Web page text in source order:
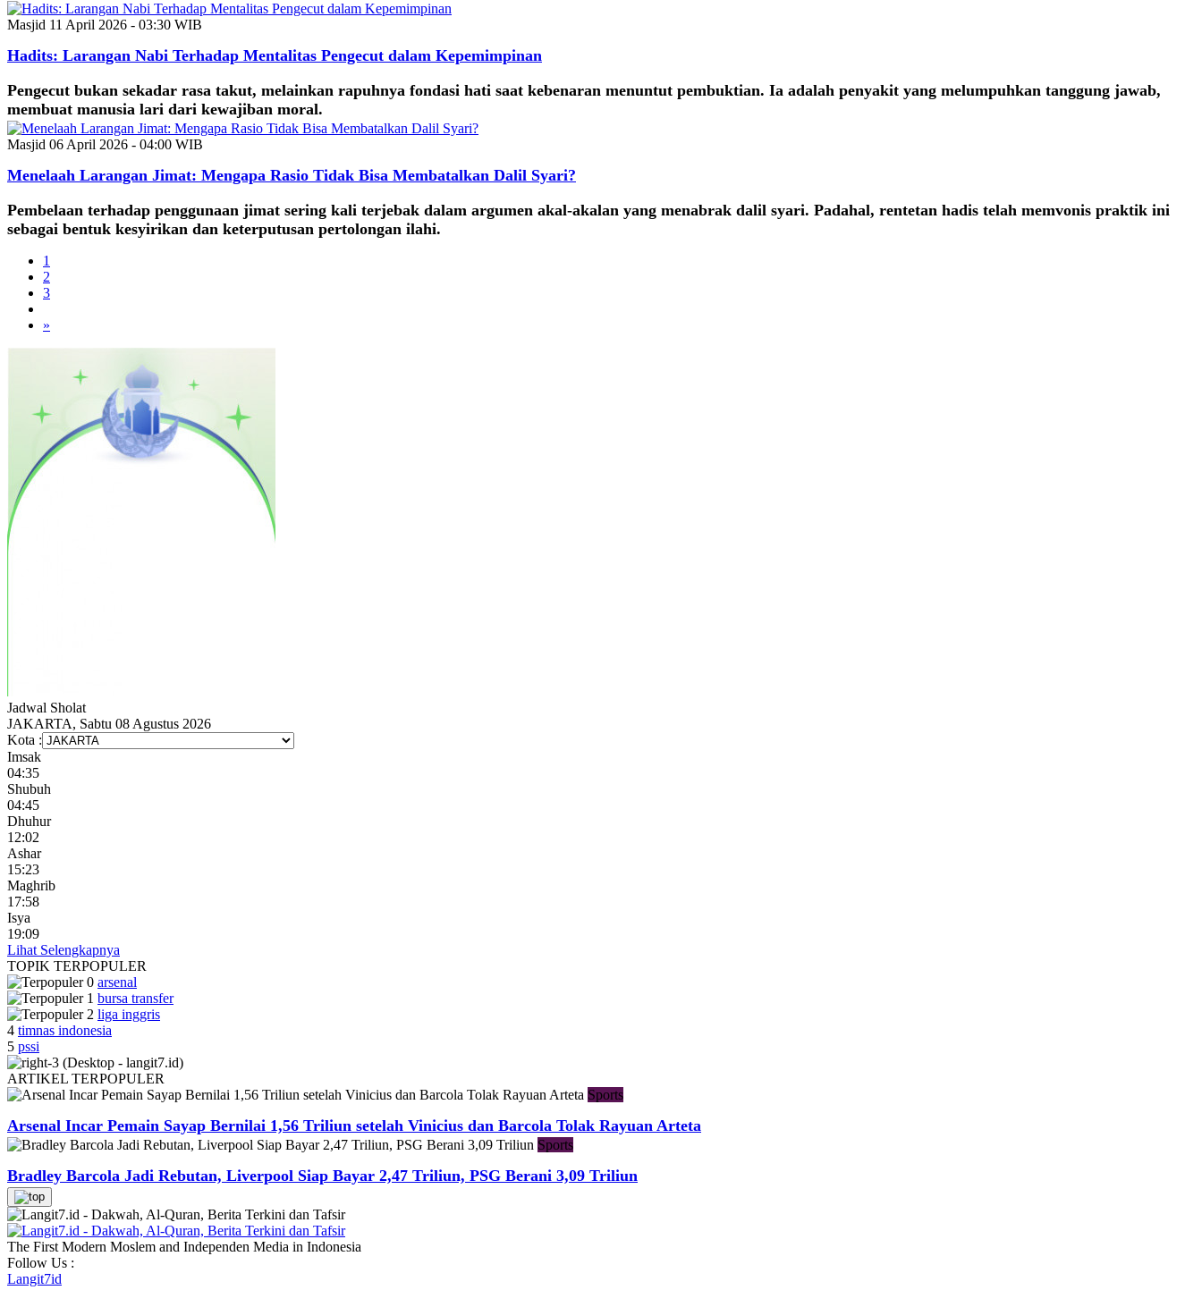
Masjid 11 April 2026 - 03:30 WIB
Hadits: Larangan Nabi Terhadap Mentalitas Pengecut dalam Kepemimpinan
Pengecut bukan sekadar rasa takut, melainkan rapuhnya fondasi hati saat kebenaran menuntut pembuktian. Ia adalah penyakit yang melumpuhkan tanggung jawab,
membuat manusia lari dari kewajiban moral.
Masjid 06 April 2026 - 04:00 WIB
Menelaah Larangan Jimat: Mengapa Rasio Tidak Bisa Membatalkan Dalil Syari?
Pembelaan terhadap penggunaan jimat sering kali terjebak dalam argumen akal-akalan yang menabrak dalil syari. Padahal, rentetan hadis telah memvonis praktik ini
sebagai bentuk kesyirikan dan keterputusan pertolongan ilahi.
1
2
3
»
Jadwal Sholat
JAKARTA, Sabtu 08 Agustus 2026
Kota :
Imsak
04:35
Shubuh
04:45
Dhuhur
12:02
Ashar
15:23
Maghrib
17:58
Isya
19:09
Lihat Selengkapnya
TOPIK TERPOPULER
arsenal
bursa transfer
liga inggris
4 timnas indonesia
5 pssi
ARTIKEL TERPOPULER
Sports
Arsenal Incar Pemain Sayap Bernilai 1,56 Triliun setelah Vinicius dan Barcola Tolak Rayuan Arteta
Sports
Bradley Barcola Jadi Rebutan, Liverpool Siap Bayar 2,47 Triliun, PSG Berani 3,09 Triliun
The First Modern Moslem and Independen Media in Indonesia
Follow Us :
Langit7id